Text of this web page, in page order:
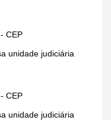
CEP
unidade judiciária
CEP
unidade judiciária